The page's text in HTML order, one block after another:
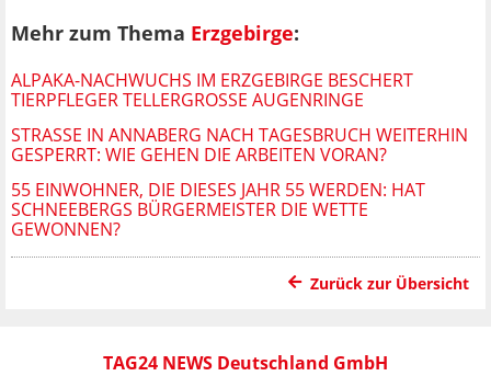
Mehr zum Thema Erzgebirge:
ALPAKA-NACHWUCHS IM ERZGEBIRGE BESCHERT
TIERPFLEGER TELLERGROSSE AUGENRINGE
STRASSE IN ANNABERG NACH TAGESBRUCH WEITERHIN G
ESPERRT: WIE GEHEN DIE ARBEITEN VORAN?
55 EINWOHNER, DIE DIESES JAHR 55 WERDEN: HAT
SCHNEEBERGS BÜRGERMEISTER DIE WETTE
GEWONNEN?
Zurück zur Übersicht
TAG24 NEWS Deutschland GmbH